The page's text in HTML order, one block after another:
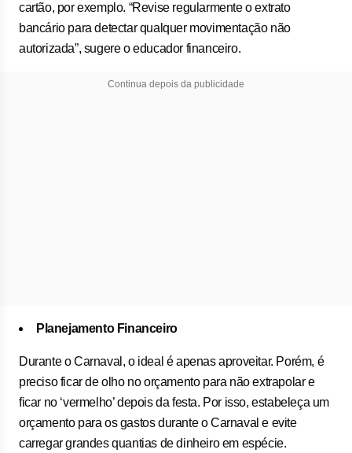
cartão, por exemplo. “Revise regularmente o extrato
bancário para detectar qualquer movimentação não
autorizada”, sugere o educador financeiro.
Continua depois da publicidade
Planejamento Financeiro
Durante o Carnaval, o ideal é apenas aproveitar. Porém, é
preciso ficar de olho no orçamento para não extrapolar e
ficar no ‘vermelho’ depois da festa. Por isso, estabeleça um
orçamento para os gastos durante o Carnaval e evite
carregar grandes quantias de dinheiro em espécie.